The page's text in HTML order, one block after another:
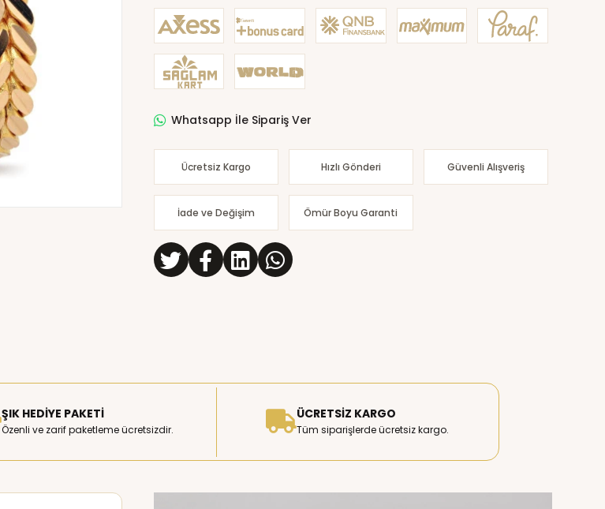
Whatsapp İle Sipariş Ver
Ücretsiz Kargo Hızlı Gönderi Güvenli Alışveriş
İade ve Değişim Ömür Boyu Garanti
ŞIK HEDIYE PAKETI
Özenli ve zarif paketleme ücretsizdir.
ÜCRETSIZ KARGO
Tüm siparişlerde ücretsiz kargo.